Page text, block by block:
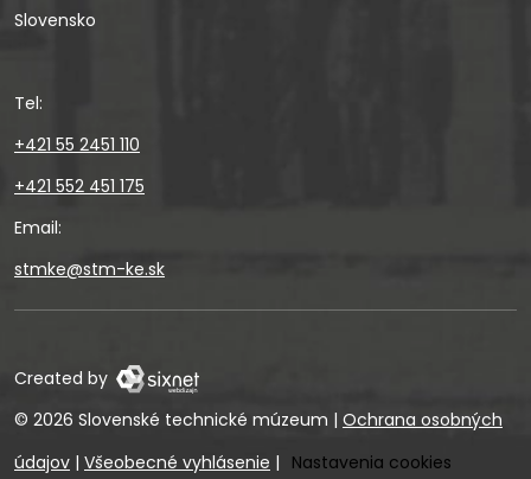
Slovensko
Tel:
+421 55 2451 110
+421 552 451 175
Email:
stmke@stm-ke.sk
Created by
© 2026 Slovenské technické múzeum | Ochrana osobných
údajov | Všeobecné vyhlásenie | Nastavenia cookies